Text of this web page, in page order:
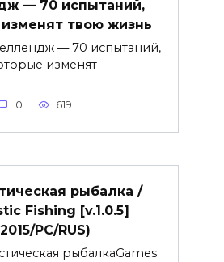
— 70 испытаний,
твою жизнь
— 70 испытаний,
изменят
0 619
рыбалка /
Fishing [v.1.0.5]
PC/RUS)
рыбалкаGames